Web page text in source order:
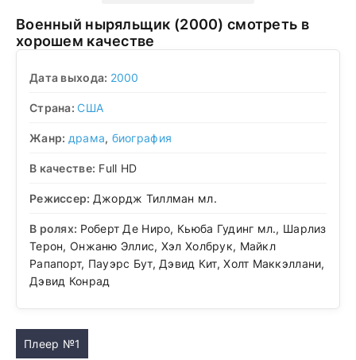
Военный ныряльщик (2000) смотреть в
хорошем качестве
Дата выхода: 2000
Страна:США
Жанр: драма, биография
В качестве: Full HD
Режиссер: Джордж Тиллман мл.
В ролях: Роберт Де Ниро, Кьюба Гудинг мл., Шарлиз
Терон, Онжаню Эллис, Хэл Холбрук, Майкл
Рапапорт, Пауэрс Бут, Дэвид Кит, Холт Маккэллани,
Дэвид Конрад
Плеер №1